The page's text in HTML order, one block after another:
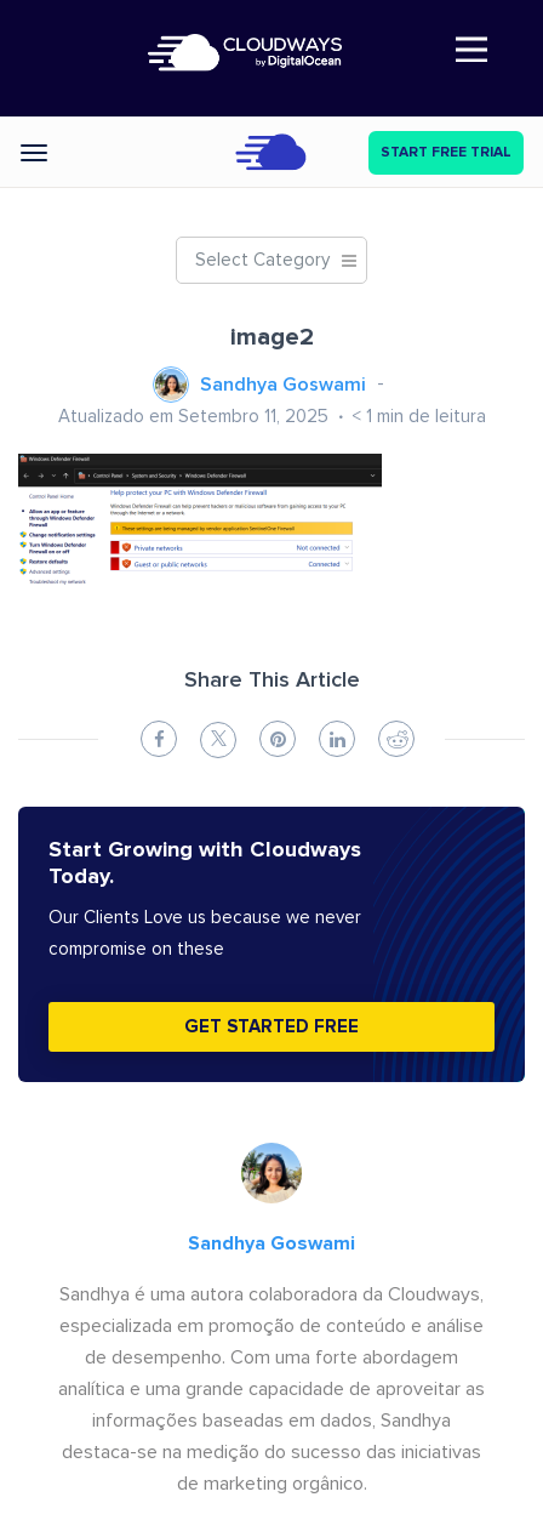
Abre a navegação
Categories START FREE TRIAL
Select Category
image2
Sandhya Goswami
Atualizado em Setembro 11, 2025 < 1 min de leitura
Share This Article
Start Growing with Cloudways
Today.
Our Clients Love us because we never
compromise on these
GET STARTED FREE
Sandhya Goswami
Sandhya é uma autora colaboradora da Cloudways,
especializada em promoção de conteúdo e análise
de desempenho. Com uma forte abordagem
analítica e uma grande capacidade de aproveitar as
informações baseadas em dados, Sandhya
destaca-se na medição do sucesso das iniciativas
de marketing orgânico.